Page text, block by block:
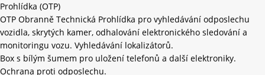
Prohlídka (OTP)
OTP Obranně Technická Prohlídka pro vyhledávání odposlechu
vozidla, skrytých kamer, odhalování elektronického sledování a
monitoringu vozu. Vyhledávání lokalizátorů.
Box s bílým šumem pro uložení telefonů a další elektroniky.
Ochrana proti odposlechu.